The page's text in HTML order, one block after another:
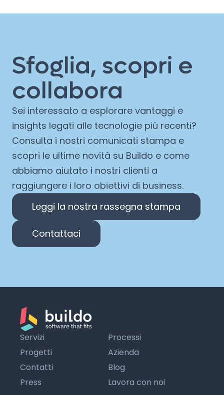
Sfoglia, scopri e
collabora
Sei interessato a esplorare vantaggi e
insights legati alle tecnologie più recenti?
Consulta i nostri comunicati stampa e
scopri le ultime novità su Buildo e come
abbiamo aiutato i nostri clienti a
raggiungere i loro obiettivi di business.
Leggi la nostra rassegna stampa
Contattaci
Servizi
Processi
Progetti
Azienda
Contatti
Blog
Press
Lavora con noi